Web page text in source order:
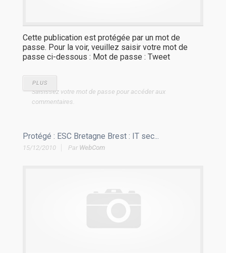
Cette publication est protégée par un mot de
passe. Pour la voir, veuillez saisir votre mot de
passe ci-dessous : Mot de passe : Tweet
PLUS
Saisissez votre mot de passe pour accéder aux
commentaires.
Protégé : ESC Bretagne Brest : IT sec...
15/12/2010 Par WebCom